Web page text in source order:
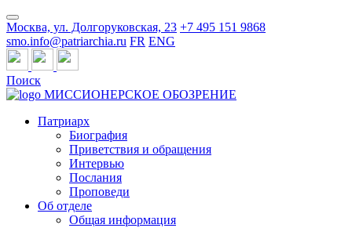
Москва, ул. Долгоруковская, 23 +7 495 151 9868
smo.info@patriarchia.ru FR ENG
Поиск
МИССИОНЕРСКОЕ ОБОЗРЕНИЕ
Патриарх
Биография
Приветствия и обращения
Интервью
Послания
Проповеди
Об отделе
Общая информация